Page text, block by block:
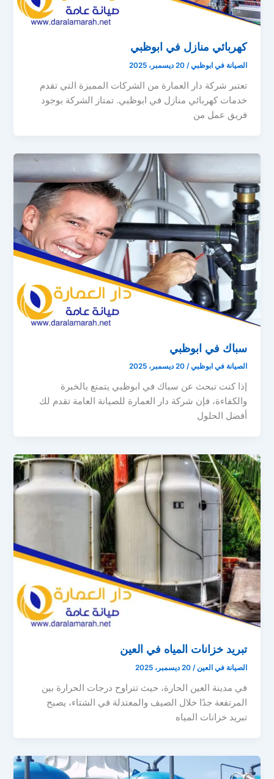
كهربائي منازل في ابوظبي
الصيانة في ابوظبي/20 ديسمبر، 2025
تعتبر شركة دار العمارة من الشركات المميزة التي تقدم
خدمات كهربائي منازل في ابوظبي. تمتاز الشركة بوجود
فريق عمل من
سباك في ابوظبي
الصيانة في ابوظبي/20 ديسمبر، 2025
إذا كنت تبحث عن سباك في ابوظبي يتمتع بالخبرة
والكفاءة، فإن شركة دار العمارة للصيانة العامة تقدم لك
أفضل الحلول
تبريد خزانات المياه في العين
الصيانة في العين/20 ديسمبر، 2025
في مدينة العين الحارة، حيث تتراوح درجات الحرارة بين
المرتفعة جدًا خلال الصيف والمعتدلة في الشتاء، يصبح
تبريد خزانات المياه